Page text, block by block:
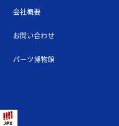
会社概要
お問い合わせ
パーツ博物館